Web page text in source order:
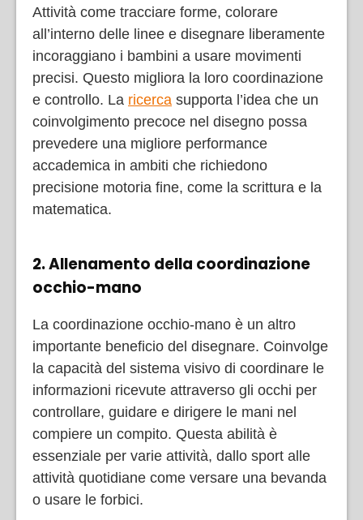
Attività come tracciare forme, colorare
all’interno delle linee e disegnare liberamente
incoraggiano i bambini a usare movimenti
precisi. Questo migliora la loro coordinazione
e controllo. La ricerca supporta l’idea che un
coinvolgimento precoce nel disegno possa
prevedere una migliore performance
accademica in ambiti che richiedono
precisione motoria fine, come la scrittura e la
matematica.
2. Allenamento della coordinazione
occhio-mano
La coordinazione occhio-mano è un altro
importante beneficio del disegnare. Coinvolge
la capacità del sistema visivo di coordinare le
informazioni ricevute attraverso gli occhi per
controllare, guidare e dirigere le mani nel
compiere un compito. Questa abilità è
essenziale per varie attività, dallo sport alle
attività quotidiane come versare una bevanda
o usare le forbici.